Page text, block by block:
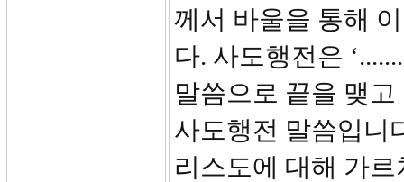
께서 바울을 통해
다. 사도행전은
말씀으로 끝을 맺
사도행전 말씀입니
리스도에 대해 가